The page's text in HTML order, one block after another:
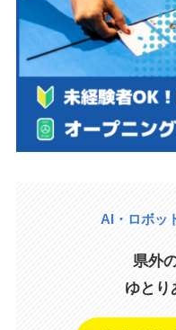
AI・ロボッ
県外
ゆとり